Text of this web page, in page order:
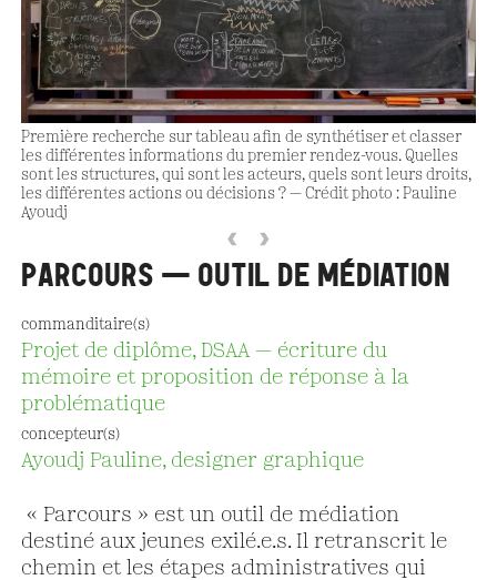
Première recherche sur tableau afin de synthétiser et classer
les différentes informations du premier rendez-vous. Quelles
sont les structures, qui sont les acteurs, quels sont leurs droits,
les différentes actions ou décisions ? — Crédit photo : Pauline
Ayoudj
‹ ›
PARCOURS — OUTIL DE MÉDIATION
commanditaire(s)
Projet de diplôme, DSAA — écriture du
mémoire et proposition de réponse à la
problématique
concepteur(s)
Ayoudj Pauline, designer graphique
« Parcours » est un outil de médiation
destiné aux jeunes exilé.e.s. Il retranscrit le
chemin et les étapes administratives qui